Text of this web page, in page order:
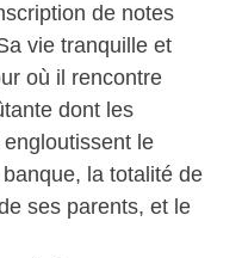
de notes
vie tranquille et
où il rencontre
dont les
le
la totalité de
ses parents, et le